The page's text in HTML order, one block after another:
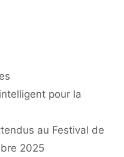
pour la
au Festival de
2025